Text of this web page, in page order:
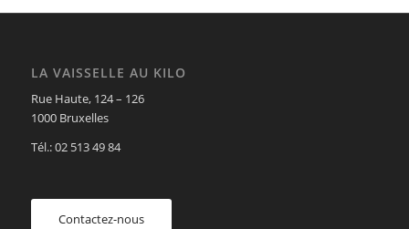
LA VAISSELLE AU KILO
Rue Haute, 124 – 126
1000 Bruxelles
Tél.: 02 513 49 84
Contactez-nous